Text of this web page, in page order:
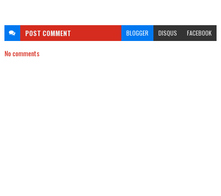
POST COMMENT BLOGGER DISQUS FACEBOOK
No comments